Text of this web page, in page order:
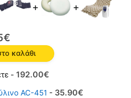
+ +
€
καλάθι
- 192.00€
AC-451 - Original
35.90€
Η